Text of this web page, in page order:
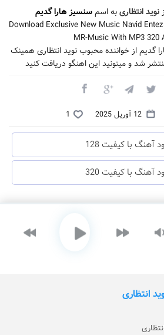
نوید انتظاریبه اسمسنسیز هارا گدیم
Download Exclusive New Music Navid
MR-Music With MP3 320
گدیم از خواننده محبوب نوید انتظاری همینک
شد و میتونید این اهنگو دریافت کنید
12 آوریل 2025 1
آهنگ با کیفیت 128
آهنگ با کیفیت 320
انتظاری